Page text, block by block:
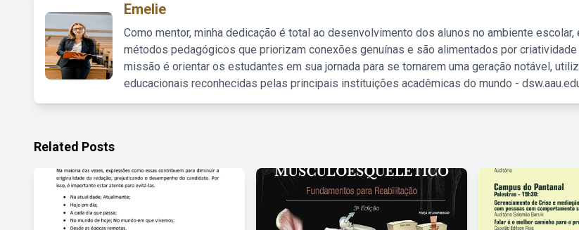
Emelie
Como mentor, minha dedicação é total ao desenvolvimento dos alunos no ambiente escolar,
métodos pedagógicos que priorizam conexões genuínas e são alimentados por criatividade
missão é orientar os estudantes em sua jornada para se tornarem uma geração notável,
educacionais reconhecidas pelas principais instituições acadêmicas do mundo -
Related Posts